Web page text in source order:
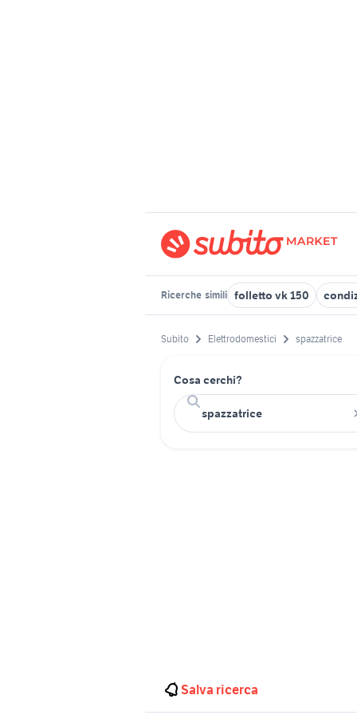
Ricerche simili folletto vk 150
Subito Elettrodomestici spazzatrice
Cosa cerchi?
Salva ricerca